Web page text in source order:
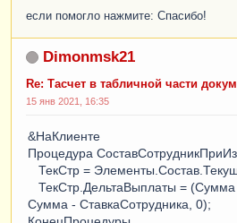
если помогло нажмите: Спасибо!
Dimonmsk21
Re: Тасчет в табличной части
15 янв 2021, 16:35
&НаКлиенте
Процедура
ТекСтр =
ТекСтр.ДельтаВыплаты = (Сумма
Сумма - СтавкаСотрудника, 0);